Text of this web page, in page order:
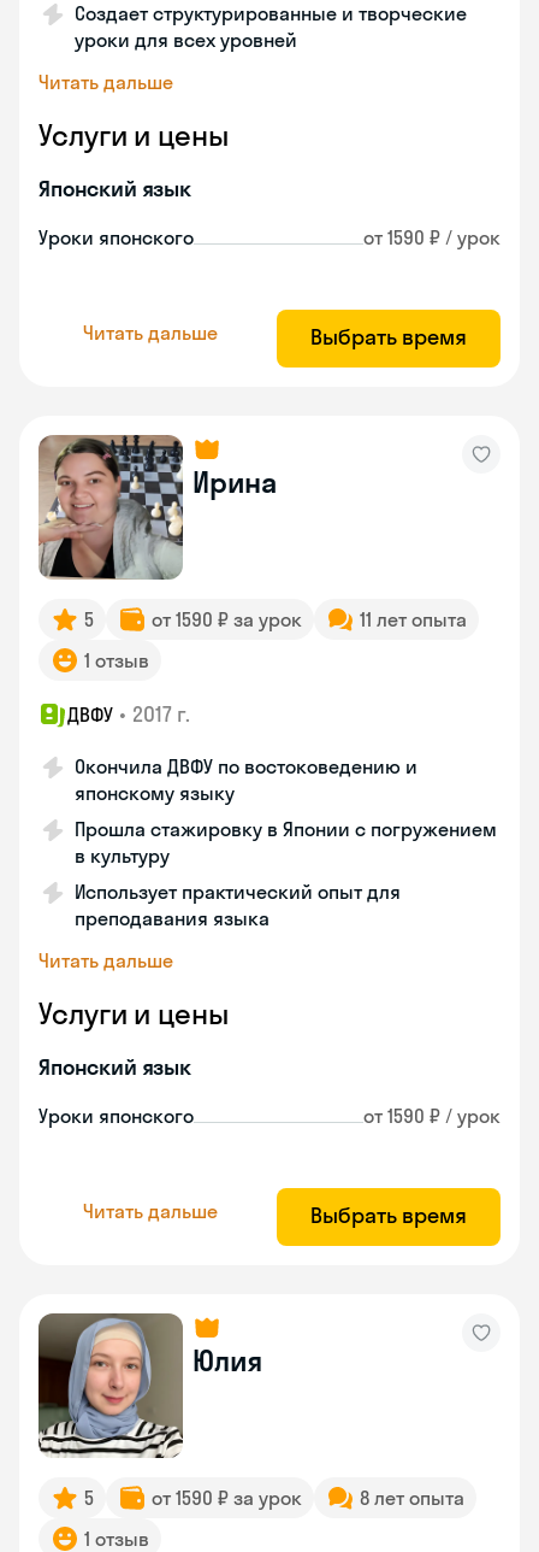
Создает структурированные и творческие
уроки для всех уровней
Читать дальше
Услуги и цены
Японский язык
Уроки японского от 1590 ₽ / урок
Читать дальше Выбрать время
Ирина
5 от 1590 ₽ за урок
11 лет опыта
1 отзыв
ДВФУ • 2017 г.
Окончила ДВФУ по востоковедению и
японскому языку
Прошла стажировку в Японии с погружением
в культуру
Использует практический опыт для
преподавания языка
Читать дальше
Услуги и цены
Японский язык
Уроки японского от 1590 ₽ / урок
Читать дальше Выбрать время
Юлия
5 от 1590 ₽ за урок
8 лет опыта
1 отзыв